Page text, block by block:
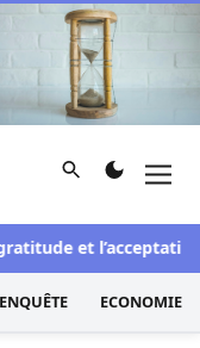
et d'investigation
Rechercher
et
ENQUÊTE ECONOMIE